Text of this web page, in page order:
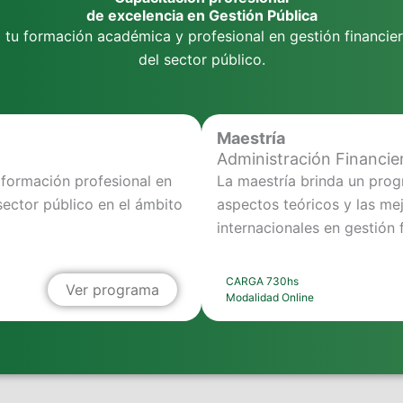
de excelencia en Gestión Pública
tu formación académica y profesional en gestión
del sector público.
profesional en
público en el ámbito
Ver programa
Maestría
Administración
La maestría brinda un
aspectos teóricos y las
internacionales en gestión
CARGA 730hs
Modalidad Online